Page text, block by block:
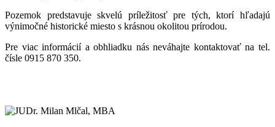
Pozemok predstavuje skvelú príležitosť pre tých, ktorí hľadajú
výnimočné historické miesto s krásnou okolitou prírodou.
Pre viac informácií a obhliadku nás neváhajte kontaktovať na tel.
čísle 0915 870 350.